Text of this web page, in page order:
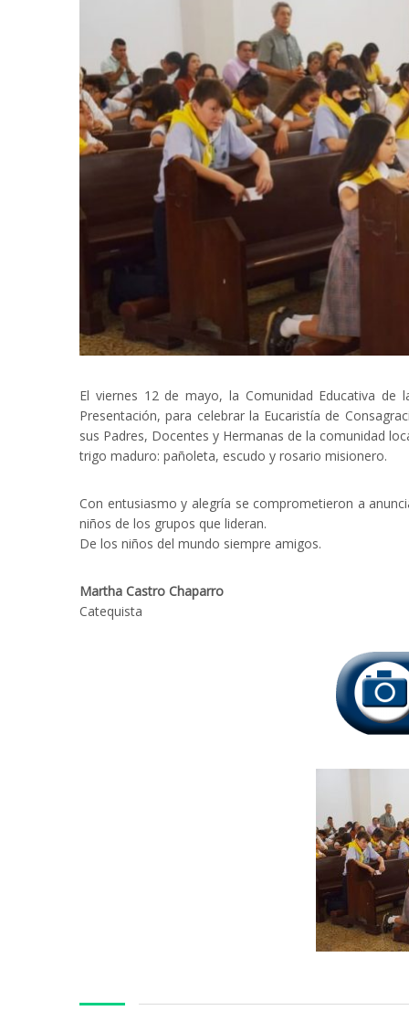
El viernes 12 de mayo, la Comunidad Educativa
Presentación, para celebrar la Eucaristía de
sus Padres, Docentes y Hermanas de la comunidad
trigo maduro: pañoleta, escudo y rosario misionero.
Con entusiasmo y alegría se comprometieron a
niños de los grupos que lideran.
De los niños del mundo siempre amigos.
Martha Castro Chaparro
Catequista